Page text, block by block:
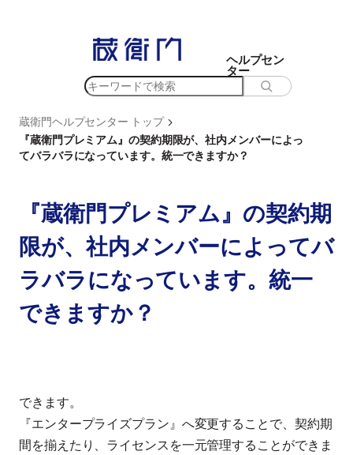
ッ
プ
ヘルプセン
ター
検
蔵衛門ヘルプセンター トップ >
『蔵衛門プレミアム』の契約期限が、社内メンバーによっ
てバラバラになっています。統一できますか？
『蔵衛門プレミアム』の契約期
限が、社内メンバーによってバ
ラバラになっています。統一
できますか？
できます。
『エンタープライズプラン』へ変更することで、契約期
間を揃えたり、ライセンスを一元管理することができま